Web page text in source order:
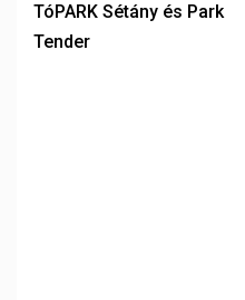
TóPARK Sétány és Park
Tender